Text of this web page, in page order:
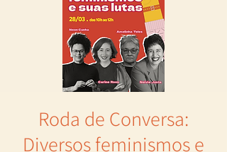
Roda de Conversa:
Diversos feminismos e